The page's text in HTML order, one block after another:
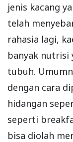
jenis kacang
telah
rahasia lagi,
banyak nutrisi
tubuh.
dengan cara
hidangan
seperti
bisa diolah